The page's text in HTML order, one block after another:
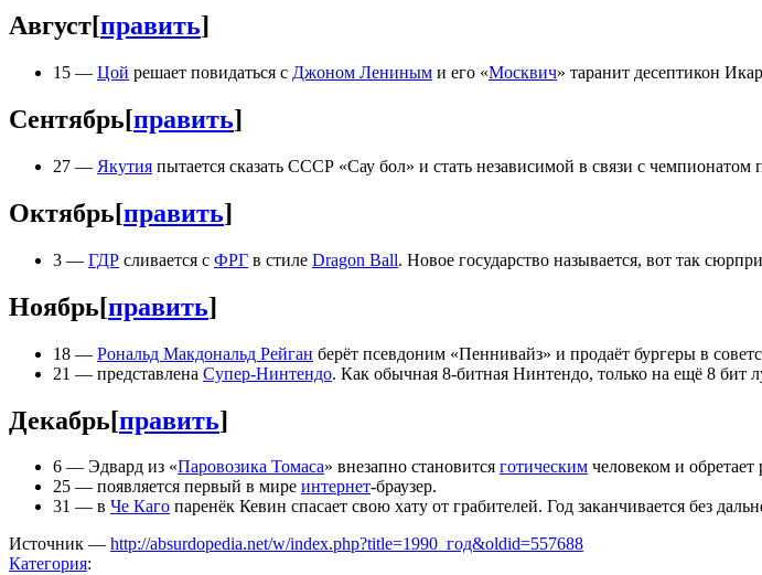
Август[править]
15 — Цой решает повидаться с Джоном Лениным и его «Москвич» таранит десептикон
Сентябрь[править]
27 — Якутия пытается сказать СССР «Сау бол» и стать независимой в связи с чемпионатом
Октябрь[править]
3 — ГДР сливается с ФРГ в стиле Dragon Ball. Новое государство называется, вот так
Ноябрь[править]
18 — Рональд Макдональд Рейган берёт псевдоним «Пеннивайз» и продаёт бургеры в
21 — представлена Супер-Нинтендо. Как обычная 8-битная Нинтендо, только на ещё 8 бит
Декабрь[править]
6 — Эдвард из «Паровозика Томаса» внезапно становится готическим человеком и
25 — появляется первый в мире интернет-браузер.
31 — в Че Каго паренёк Кевин спасает свою хату от грабителей. Год заканчивается без
Источник — http://absurdopedia.net/w/index.php?title=1990_год&oldid=557688
Категория: